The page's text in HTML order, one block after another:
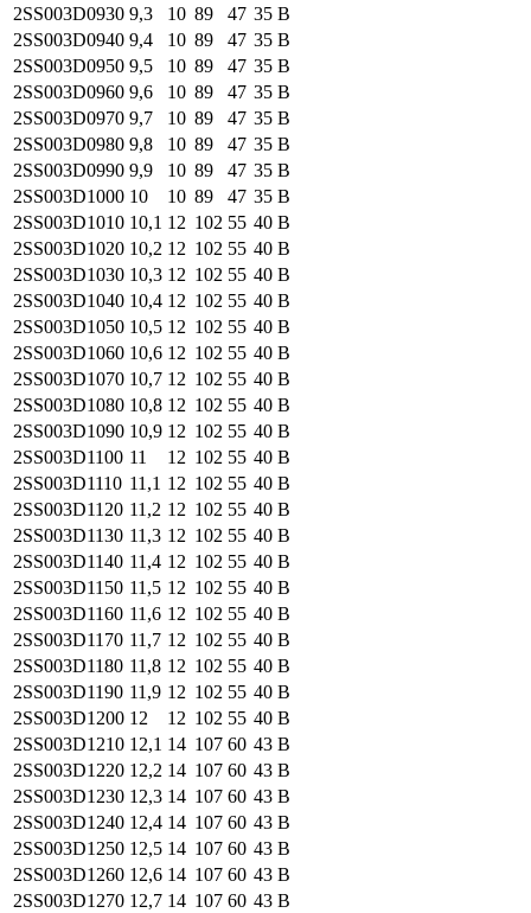
2SS003D0930 9,3 10 89 47 35 B
2SS003D0940 9,4 10 89 47 35 B
2SS003D0950 9,5 10 89 47 35 B
2SS003D0960 9,6 10 89 47 35 B
2SS003D0970 9,7 10 89 47 35 B
2SS003D0980 9,8 10 89 47 35 B
2SS003D0990 9,9 10 89 47 35 B
2SS003D1000 10 10 89 47 35 B
2SS003D1010 10,1 12 102 55 40 B
2SS003D1020 10,2 12 102 55 40 B
2SS003D1030 10,3 12 102 55 40 B
2SS003D1040 10,4 12 102 55 40 B
2SS003D1050 10,5 12 102 55 40 B
2SS003D1060 10,6 12 102 55 40 B
2SS003D1070 10,7 12 102 55 40 B
2SS003D1080 10,8 12 102 55 40 B
2SS003D1090 10,9 12 102 55 40 B
2SS003D1100 11 12 102 55 40 B
2SS003D1110 11,1 12 102 55 40 B
2SS003D1120 11,2 12 102 55 40 B
2SS003D1130 11,3 12 102 55 40 B
2SS003D1140 11,4 12 102 55 40 B
2SS003D1150 11,5 12 102 55 40 B
2SS003D1160 11,6 12 102 55 40 B
2SS003D1170 11,7 12 102 55 40 B
2SS003D1180 11,8 12 102 55 40 B
2SS003D1190 11,9 12 102 55 40 B
2SS003D1200 12 12 102 55 40 B
2SS003D1210 12,1 14 107 60 43 B
2SS003D1220 12,2 14 107 60 43 B
2SS003D1230 12,3 14 107 60 43 B
2SS003D1240 12,4 14 107 60 43 B
2SS003D1250 12,5 14 107 60 43 B
2SS003D1260 12,6 14 107 60 43 B
2SS003D1270 12,7 14 107 60 43 B